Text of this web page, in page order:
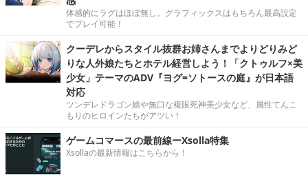
体感的にラグはほぼ無し。グラフィックスはもちろん最高設定
でプレイ可能！
クーデレからスタイル抜群お姉さんまでよりどりみど
りな人外娘たちとホテル経営しよう！「クトゥルフ×美
少女」テーマのADV『ヨグ=ソトースの庭』が日本語
対応
ツンデレドラゴン娘や無口な複眼死神美少女など、属性てんこ
もりのヒロインたちがアツい！
ゲームコマースの最前線ーXsolla特集
Xsollaの最新情報はこちらから！